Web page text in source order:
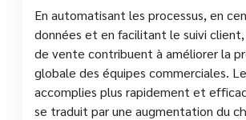
En automatisant les processus, en
données et en facilitant le suivi
de vente contribuent à améliorer la
globale des équipes commerciales.
accomplies plus rapidement et
se traduit par une augmentation du